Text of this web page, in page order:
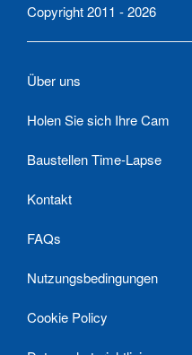
Copyright 2011 - 2026
Über uns
Holen Sie sich Ihre Cam
Baustellen Time-Lapse
Kontakt
FAQs
Nutzungsbedingungen
Cookie Policy